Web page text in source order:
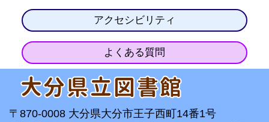
アクセシビリティ
よくある質問
〒870-0008 大分県大分市王子西町14番1号